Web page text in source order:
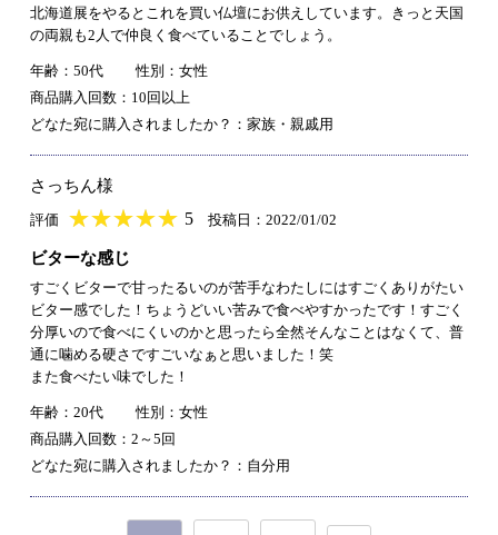
北海道展をやるとこれを買い仏壇にお供えしています。きっと天国
の両親も2人で仲良く食べていることでしょう。
年齢：50代
性別：女性
商品購入回数：10回以上
どなた宛に購入されましたか？：家族・親戚用
さっちん様
評価 ★★★★★
★★★★★ 5 投稿日：2022/01/02
ビターな感じ
すごくビターで甘ったるいのが苦手なわたしにはすごくありがたい
ビター感でした！ちょうどいい苦みで食べやすかったです！すごく
分厚いので食べにくいのかと思ったら全然そんなことはなくて、普
通に噛める硬さですごいなぁと思いました！笑
また食べたい味でした！
年齢：20代
性別：女性
商品購入回数：2～5回
どなた宛に購入されましたか？：自分用